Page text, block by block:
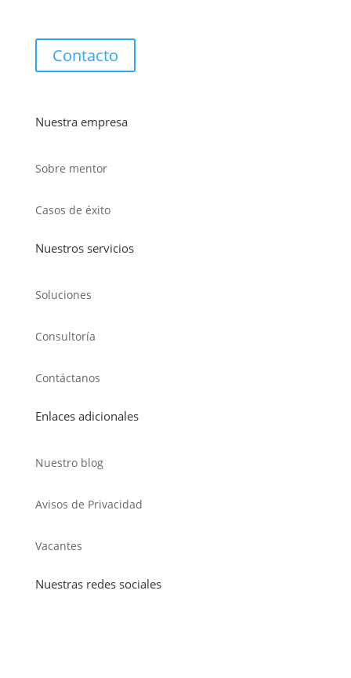
Contacto
Nuestra empresa
Sobre mentor
Casos de éxito
Nuestros servicios
Soluciones
Consultoría
Contáctanos
Enlaces adicionales
Nuestro blog
Avisos de Privacidad
Vacantes
Nuestras redes sociales